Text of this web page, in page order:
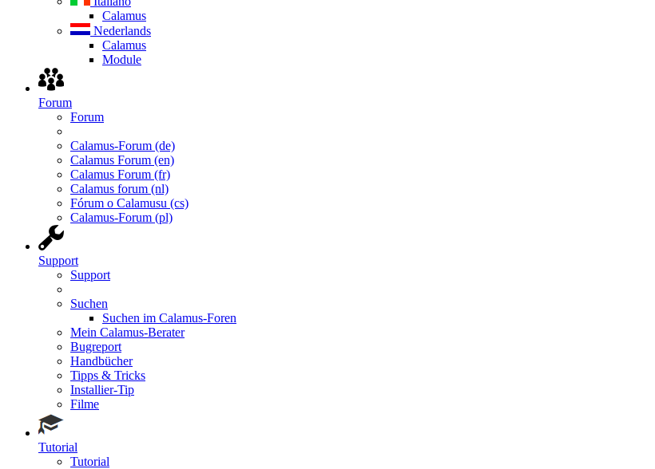
Calamus
Nederlands
Calamus
Module
Forum
Forum
Calamus-Forum (de)
Calamus Forum (en)
Calamus Forum (fr)
Calamus forum (nl)
Fórum o Calamusu (cs)
Calamus-Forum (pl)
Support
Support
Suchen
Suchen im Calamus-Foren
Mein Calamus-Berater
Bugreport
Handbücher
Tipps & Tricks
Installier-Tip
Filme
Tutorial
Tutorial